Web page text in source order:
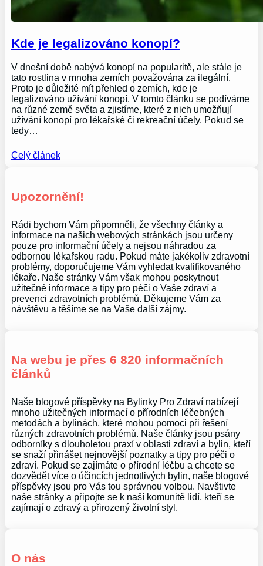
Kde je legalizováno konopí?
V dnešní době nabývá konopí na popularitě, ale stále je
tato rostlina v mnoha zemích považována za ilegální.
Proto je důležité mít přehled o zemích, kde je
legalizováno užívání konopí. V tomto článku se podíváme
na různé země světa a zjistíme, které z nich umožňují
užívání konopí pro lékařské či rekreační účely. Pokud se
tedy…
Celý článek
Upozornění!
Rádi bychom Vám připomněli, že všechny články a
informace na našich webových stránkách jsou určeny
pouze pro informační účely a nejsou náhradou za
odbornou lékařskou radu. Pokud máte jakékoliv zdravotní
problémy, doporučujeme Vám vyhledat kvalifikovaného
lékaře. Naše stránky Vám však mohou poskytnout
užitečné informace a tipy pro péči o Vaše zdraví a
prevenci zdravotních problémů. Děkujeme Vám za
návštěvu a těšíme se na Vaše další zájmy.
Na webu je přes 6 820 informačních
článků
Naše blogové příspěvky na Bylinky Pro Zdraví nabízejí
mnoho užitečných informací o přírodních léčebných
metodách a bylinách, které mohou pomoci při řešení
různých zdravotních problémů. Naše články jsou psány
odborníky s dlouholetou praxí v oblasti zdraví a bylin, kteří
se snaží přinášet nejnovější poznatky a tipy pro péči o
zdraví. Pokud se zajímáte o přírodní léčbu a chcete se
dozvědět více o účincích jednotlivých bylin, naše blogové
příspěvky jsou pro Vás tou správnou volbou. Navštivte
naše stránky a připojte se k naší komunitě lidí, kteří se
zajímají o zdravý a přirozený životní styl.
O nás